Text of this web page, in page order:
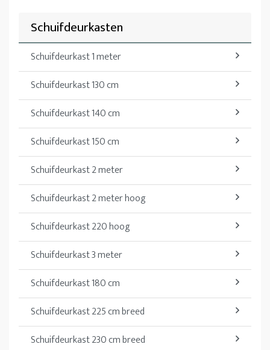
Schuifdeurkasten
Schuifdeurkast 1 meter
Schuifdeurkast 130 cm
Schuifdeurkast 140 cm
Schuifdeurkast 150 cm
Schuifdeurkast 2 meter
Schuifdeurkast 2 meter hoog
Schuifdeurkast 220 hoog
Schuifdeurkast 3 meter
Schuifdeurkast 180 cm
Schuifdeurkast 225 cm breed
Schuifdeurkast 230 cm breed